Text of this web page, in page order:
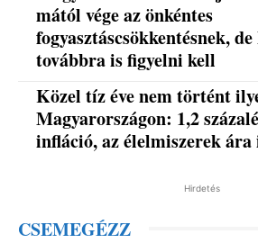
mától vége az önkéntes
fogyasztáscsökkentésnek,
továbbra is figyelni kell
Közel tíz éve nem történt
Magyarországon: 1,2
infláció, az élelmiszerek ára
Hirdetés
CSEMEGÉZZ